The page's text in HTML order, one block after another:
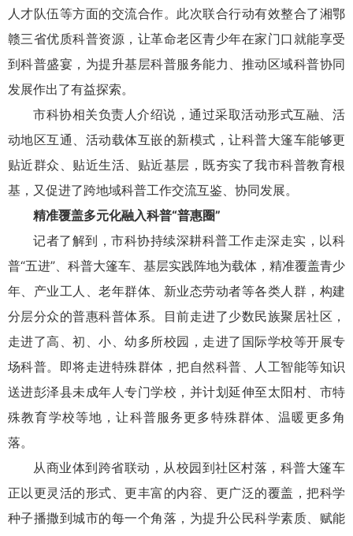
人才队伍等方面的交流合作。此次联合行动有效整合了湘鄂
赣三省优质科普资源，让革命老区青少年在家门口就能享受
到科普盛宴，为提升基层科普服务能力、推动区域科普协同
发展作出了有益探索。
市科协相关负责人介绍说，通过采取活动形式互融、活
动地区互通、活动载体互嵌的新模式，让科普大篷车能够更
贴近群众、贴近生活、贴近基层，既夯实了我市科普教育根
基，又促进了跨地域科普工作交流互鉴、协同发展。
精准覆盖多元化融入科普“普惠圈”
记者了解到，市科协持续深耕科普工作走深走实，以科
普“五进”、科普大篷车、基层实践阵地为载体，精准覆盖青少
年、产业工人、老年群体、新业态劳动者等各类人群，构建
分层分众的普惠科普体系。目前走进了少数民族聚居社区，
走进了高、初、小、幼多所校园，走进了国际学校等开展专
场科普。即将走进特殊群体，把自然科普、人工智能等知识
送进彭泽县未成年人专门学校，并计划延伸至太阳村、市特
殊教育学校等地，让科普服务更多特殊群体、温暖更多角
落。
从商业体到跨省联动，从校园到社区村落，科普大篷车
正以更灵活的形式、更丰富的内容、更广泛的覆盖，把科学
种子播撒到城市的每一个角落，为提升公民科学素质、赋能